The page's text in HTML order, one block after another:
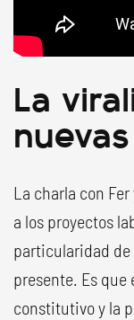
La
La charla con
a los proyectos
particularidad
presente. Es que
constitutivo y la